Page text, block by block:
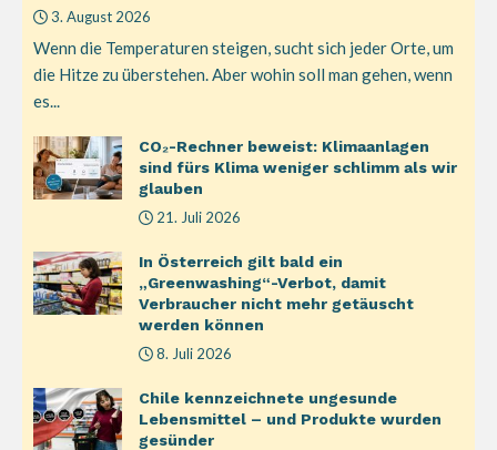
3. August 2026
Wenn die Temperaturen steigen, sucht sich jeder Orte, um
die Hitze zu überstehen. Aber wohin soll man gehen, wenn
es...
CO₂-Rechner beweist: Klimaanlagen
sind fürs Klima weniger schlimm als wir
glauben
21. Juli 2026
In Österreich gilt bald ein
„Greenwashing“-Verbot, damit
Verbraucher nicht mehr getäuscht
werden können
8. Juli 2026
Chile kennzeichnete ungesunde
Lebensmittel – und Produkte wurden
gesünder